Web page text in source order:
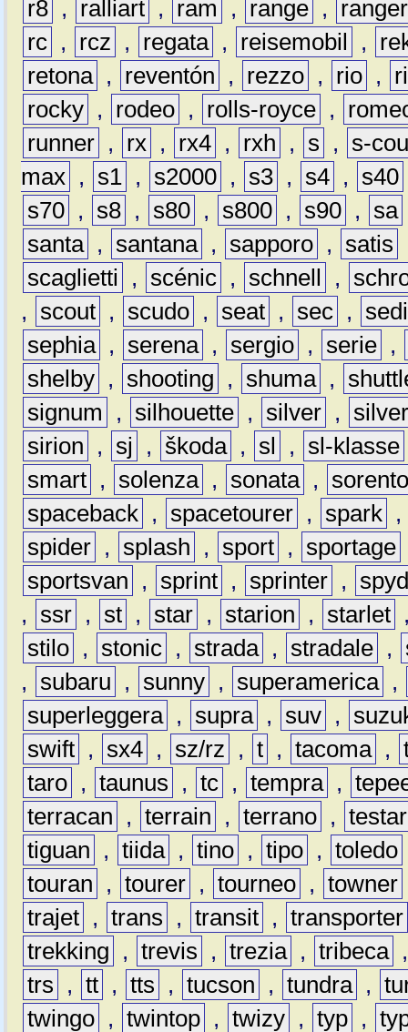
r8 , ralliart , ram , range ,
ranger
rc , rcz , regata , reisemobil ,
retona , reventón , rezzo , rio ,
rocky , rodeo , rolls-royce ,
runner , rx , rx4 , rxh , s ,
s-
max , s1 , s2000 , s3 , s4 , s40
s70 , s8 , s80 , s800 , s90 , sa
santa , santana , sapporo , satis
scaglietti
, scénic , schnell ,
,
scout , scudo , seat , sec ,
sephia , serena , sergio , serie ,
shelby , shooting , shuma ,
signum
, silhouette , silver ,
sirion
, sj , škoda , sl , sl-klasse
smart , solenza , sonata ,
spaceback , spacetourer , spark ,
spider , splash , sport , sportage
sportsvan
, sprint , sprinter ,
,
ssr , st , star , starion , starlet
stilo , stonic , strada , stradale ,
,
subaru , sunny , superamerica ,
superleggera , supra , suv ,
swift , sx4 , sz/rz , t , tacoma ,
taro , taunus , tc , tempra ,
terracan
, terrain , terrano ,
tiguan
, tiida , tino , tipo , toledo
touran
, tourer , tourneo , towner
trajet , trans , transit , transporter
trekking
, trevis , trezia , tribeca
trs
, tt , tts , tucson , tundra ,
twingo , twintop , twizy , typ ,